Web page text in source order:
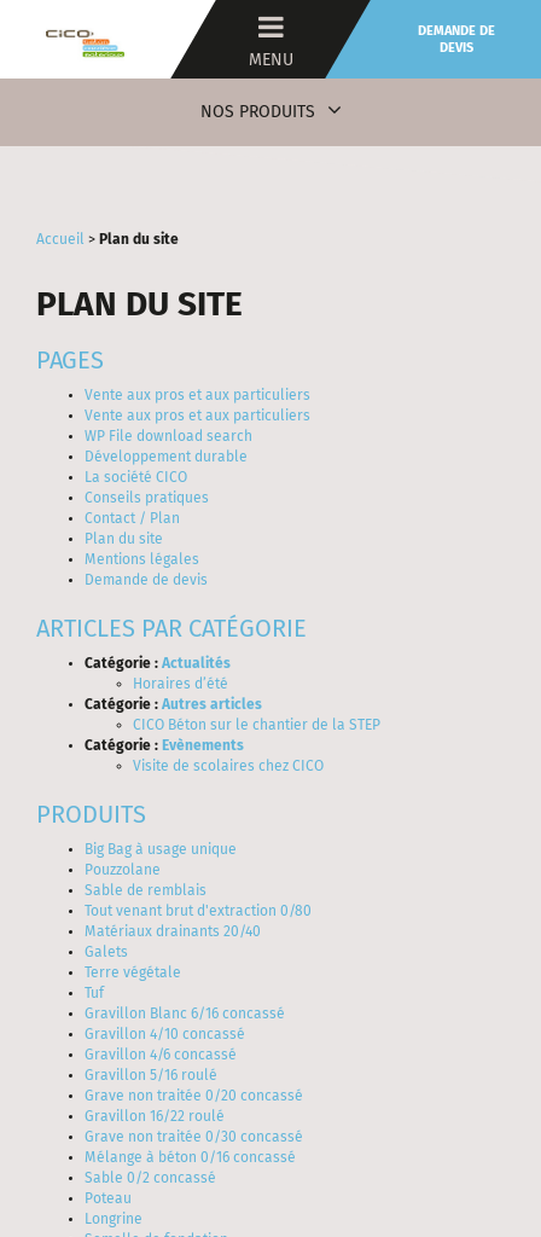
MENU
DEMANDE DE
DEVIS
NOS PRODUITS
Accueil > Plan du site
PLAN DU SITE
PAGES
Vente aux pros et aux particuliers
Vente aux pros et aux particuliers
WP File download search
Développement durable
La société CICO
Conseils pratiques
Contact / Plan
Plan du site
Mentions légales
Demande de devis
ARTICLES PAR CATÉGORIE
Catégorie : Actualités
Horaires d’été
Catégorie : Autres articles
CICO Béton sur le chantier de la STEP
Catégorie : Evènements
Visite de scolaires chez CICO
PRODUITS
Big Bag à usage unique
Pouzzolane
Sable de remblais
Tout venant brut d'extraction 0/80
Matériaux drainants 20/40
Galets
Terre végétale
Tuf
Gravillon Blanc 6/16 concassé
Gravillon 4/10 concassé
Gravillon 4/6 concassé
Gravillon 5/16 roulé
Grave non traitée 0/20 concassé
Gravillon 16/22 roulé
Grave non traitée 0/30 concassé
Mélange à béton 0/16 concassé
Sable 0/2 concassé
Poteau
Longrine